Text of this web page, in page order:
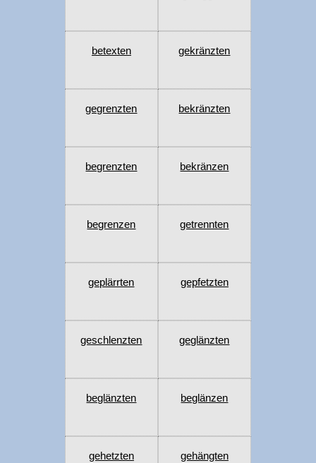
betexten gekränzten
gegrenzten bekränzten
begrenzten bekränzen
begrenzen getrennten
geplärrten gepfetzten
geschlenzten geglänzten
beglänzten beglänzen
gehetzten gehängten